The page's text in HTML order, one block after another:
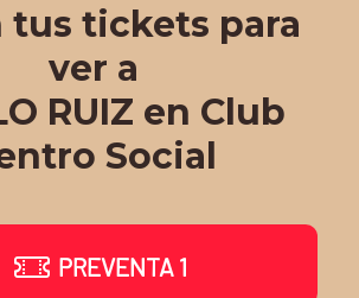
tus tickets para
ver a
RUIZ en Club
Social
PREVENTA 1